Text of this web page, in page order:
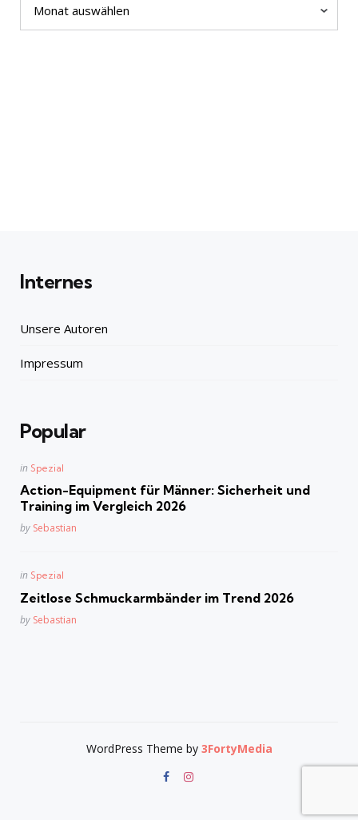
Internes
Unsere Autoren
Impressum
Popular
Posted
in Spezial
Action-Equipment für Männer: Sicherheit und
Training im Vergleich 2026
Posted
by Sebastian
Posted
in Spezial
Zeitlose Schmuckarmbänder im Trend 2026
Posted
by Sebastian
WordPress Theme by 3FortyMedia